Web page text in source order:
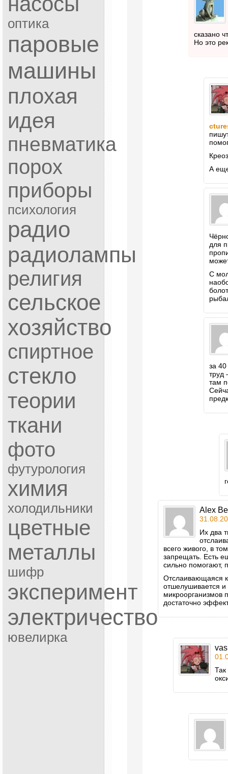
оптика
паровые
машины
плохая
идея
пневматика
порох
приборы
психология
радио
радиолампы
религия
сельское
хозяйство
спиртное
стекло
теории
ткани
фото
футурология
химия
холодильники
цветные
металлы
шифр
эксперимент
электричество
ювелирка
сказано
Но это
А
для
С
за
труд
там
Alex
Их два
всего живого, в
запрещать. Есть
сильно помогают,
Отслаивающаяся
отшелушивается
микроорганизмов
достаточно